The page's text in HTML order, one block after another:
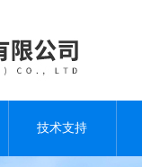
技术支持